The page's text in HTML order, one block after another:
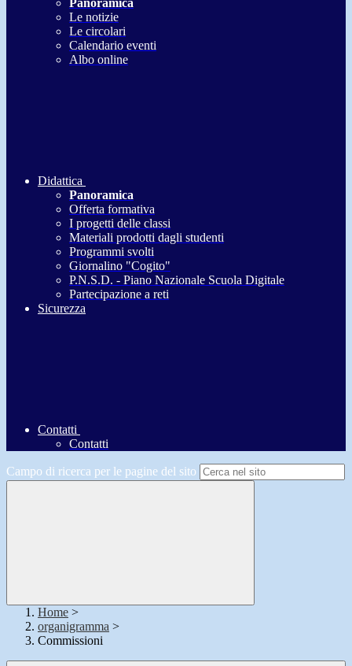
Panoramica
Le notizie
Le circolari
Calendario eventi
Albo online
Didattica
Panoramica
Offerta formativa
I progetti delle classi
Materiali prodotti dagli studenti
Programmi svolti
Giornalino "Cogito"
P.N.S.D. - Piano Nazionale Scuola Digitale
Partecipazione a reti
Sicurezza
Contatti
Contatti
Campo di ricerca per le pagine del sito
Home >
organigramma >
Commissioni